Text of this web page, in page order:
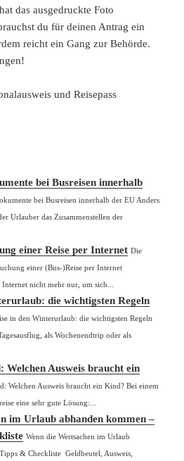
das ausgedruckte Foto
du für deinen Antrag ein
reicht ein Gang zur Behörde.
und Reisepass
bei Busreisen innerhalb
bei Busreisen innerhalb der EU Anders
Urlauber das Zusammenstellen der
einer Reise per Internet Die
einer (Bus-)Reise per Internet
nicht mehr nur, um sich...
die wichtigsten Regeln
in den Winterurlaub: die wichtigsten Regeln
als Wochenendtrip oder als
Welchen Ausweis braucht ein
Welchen Ausweis braucht ein Kind? Bei einem
eine sehr gute Lösung:...
im Urlaub abhanden kommen –
Wenn die Wertsachen im Urlaub
& Checkliste Geldbeutel, Ausweis,